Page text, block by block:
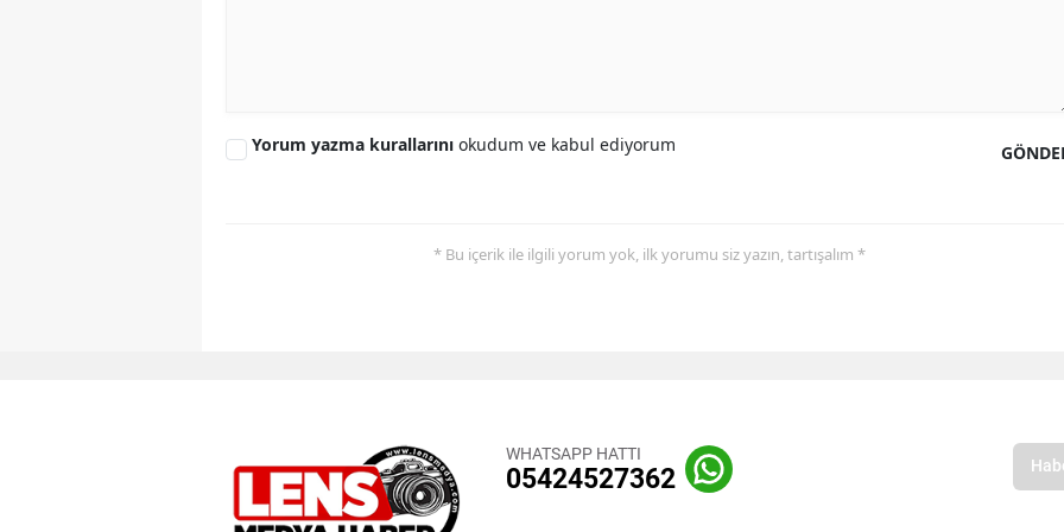
Yorum yazma kurallarını okudum ve kabul ediyorum
* Bu içerik ile ilgili yorum yok, ilk yorumu siz yazın, tartışalım *
WHATSAPP HATTI
05424527362